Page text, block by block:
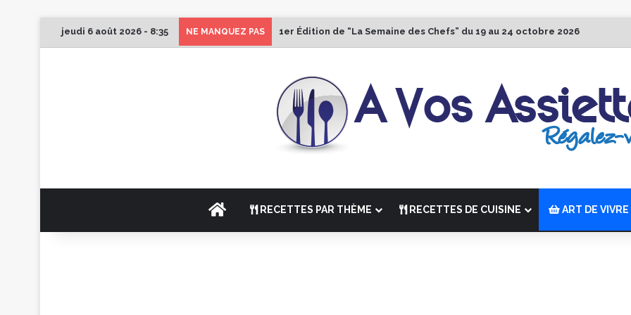
jeudi 6 août 2026 - 8:35 NE MANQUEZ PAS 1er Édition de “La Semaine des Chefs” du 19 au 24 octobre 2026
ACCUEILRECETTES PAR THÈME RECETTES DE CUISINE ART DE VIVRE